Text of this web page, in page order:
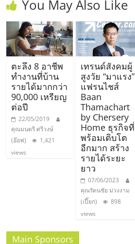
You May Also Like
ตะลึง 8 อาชีพ
ทำงานที่บ้าน
รายได้มากกว่า
90,000 เหรียญ
ต่อปี
22/05/2019
คุณมนตรี ศรีวงษ์
(อ๊อฟ)
1,421
views
เทรนด์สังคมผู้
สูงวัย “มาแรง”
แฟรนไชส์
Baan
Thamachart
by Chersery
Home ธุรกิจที่
พร้อมเติบโต
อีกมาก สร้าง
รายได้ระยะ
ยาว
07/06/2023
คุณรัตนชัย ม่วงงาม
(เปี๊ยก)
898
views
Main Sponsors